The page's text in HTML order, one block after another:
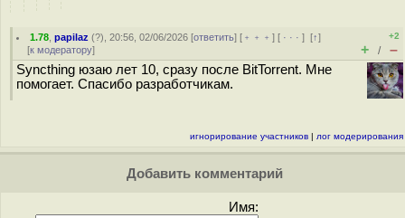
1.78 ,papilaz (?), 20:56, 02/06/2026 [ответить] [ ﹢﹢﹢] [ · · ·][↑]
[к модератору]
+2
+ / –
Syncthing юзаю лет 10, сразу после BitTorrent. Мне
помогает. Спасибо разработчикам.
игнорирование участников | лог модерирования
Добавить комментарий
Имя: